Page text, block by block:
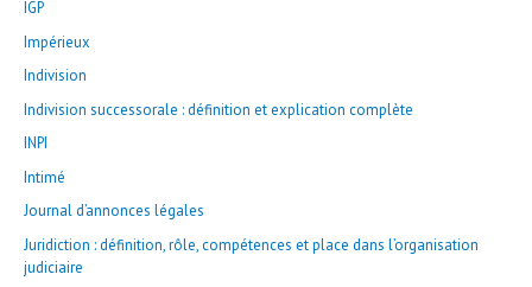
IGP
Impérieux
Indivision
Indivision successorale : définition et explication complète
INPI
Intimé
Journal d’annonces légales
Juridiction : définition, rôle, compétences et place dans l’organisation
judiciaire